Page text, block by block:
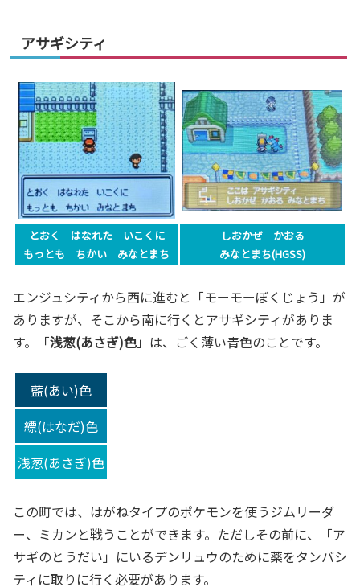
アサギシティ
とおく はなれた いこくに
もっとも ちかい みなとまち
しおかぜ かおる
みなとまち(HGSS)
エンジュシティから西に進むと「モーモーぼくじょう」が
ありますが、そこから南に行くとアサギシティがありま
す。「浅葱(あさぎ)色」は、ごく薄い青色のことです。
藍(あい)色
縹(はなだ)色
浅葱(あさぎ)色
この町では、はがねタイプのポケモンを使うジムリーダ
ー、ミカンと戦うことができます。ただしその前に、「ア
サギのとうだい」にいるデンリュウのために薬をタンバシ
ティに取りに行く必要があります。